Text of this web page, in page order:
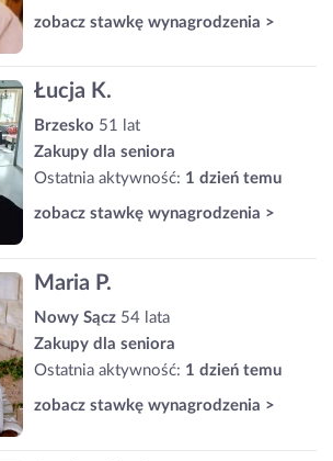
zobacz stawkę wynagrodzenia >
Łucja K.
Brzesko 51 lat
Zakupy dla seniora
Ostatnia aktywność: 1 dzień temu
zobacz stawkę wynagrodzenia >
Maria P.
Nowy Sącz 54 lata
Zakupy dla seniora
Ostatnia aktywność: 1 dzień temu
zobacz stawkę wynagrodzenia >